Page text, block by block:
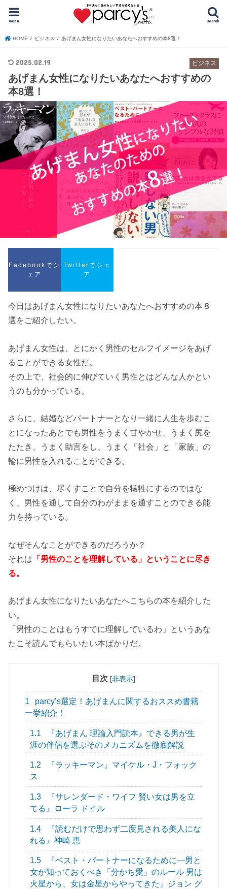
search
menu
HOME ビジネス あげまん女性になりたいあなたへおすすめの本8選！
ビジネス
2025.02.19
あげまん女性になりたいあなたへおすすめの
本8選！
Facebookでシ
ェア
Twitterでシェ
ア
今日はあげまん女性になりたいあなたへおすすめの本８
選をご紹介したい。
あげまん女性は、とにかく男性のセルフイメージをあげ
ることができる女性だ。
その上で、社会的に伸びていく男性とはどんな人かとい
うのも分かっている。
さらに、結婚などパートナーとなり一緒に人生を歩むこ
とになったあとでも男性をうまく甘やかせ、うまく尻を
たたき、うまく助言をし、うまく「社会」と「家族」の
輪に男性を入れることができる。
極めつけは、尽くすことで自分を犠牲にするのではな
く、男性を通して自分のわがままを通すことのできる能
力を持っている。
なぜそんなことができるのだろうか？
それは 「男性のことを理解している」ということに尽き
る。
あげまん女性になりたいあなたへこちらの本を紹介した
い。
「男性のことはもうすでに理解しているわ」というあな
たこそ読んでもらいたい本ばかりだ。
目次 [非表示]
1
parcy’s選定！あげまんに関するおススめ書籍
一挙紹介！
1.1
『あげまん 理論入門読本』できる男が生
涯の伴侶を選ぶそのメカニズムを徹底解説
1.2
『ラッキーマン』マイケル・J・フォック
ス
1.3
『サレンダード・ワイフ 賢い女は男を立
てる』ローラ ドイル
1.4
『読むだけで思わず二度見される美人にな
れる』神崎 恵
1.5
『ベスト・パートナーになるために―男と
女が知っておくべき「分かち愛」のルール 男は
火星から、女は金星からやってきた』ジョン グ